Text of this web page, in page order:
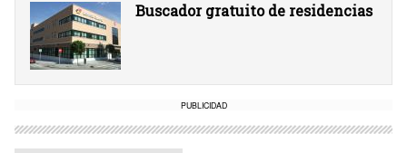
Buscador gratuito de residencias
PUBLICIDAD